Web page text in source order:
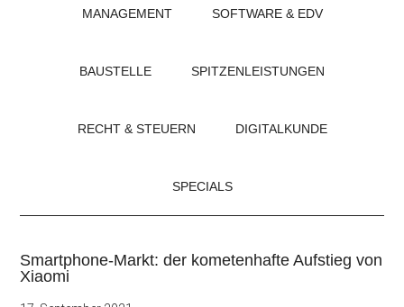
MANAGEMENT SOFTWARE & EDV
BAUSTELLE SPITZENLEISTUNGEN
RECHT & STEUERN DIGITALKUNDE
SPECIALS
Smartphone-Markt: der kometenhafte Aufstieg von
Xiaomi